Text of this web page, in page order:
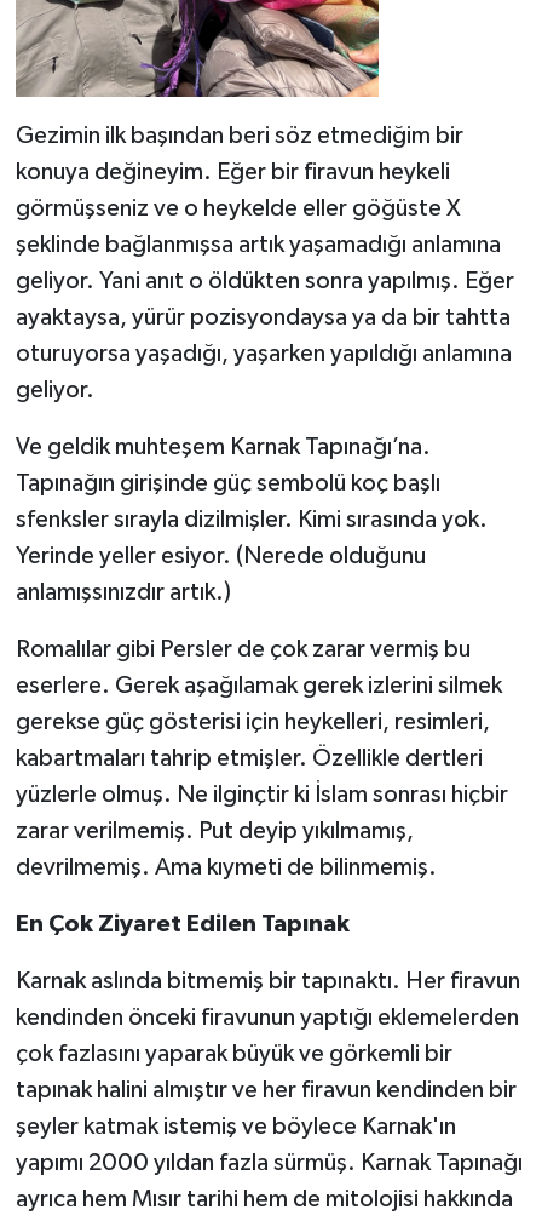
Gezimin ilk başından beri söz etmediğim bir
konuya değineyim. Eğer bir firavun heykeli
görmüşseniz ve o heykelde eller göğüste X
şeklinde bağlanmışsa artık yaşamadığı anlamına
geliyor. Yani anıt o öldükten sonra yapılmış. Eğer
ayaktaysa, yürür pozisyondaysa ya da bir tahtta
oturuyorsa yaşadığı, yaşarken yapıldığı anlamına
geliyor.
Ve geldik muhteşem Karnak Tapınağı’na.
Tapınağın girişinde güç sembolü koç başlı
sfenksler sırayla dizilmişler. Kimi sırasında yok.
Yerinde yeller esiyor. (Nerede olduğunu
anlamışsınızdır artık.)
Romalılar gibi Persler de çok zarar vermiş bu
eserlere. Gerek aşağılamak gerek izlerini silmek
gerekse güç gösterisi için heykelleri, resimleri,
kabartmaları tahrip etmişler. Özellikle dertleri
yüzlerle olmuş. Ne ilginçtir ki İslam sonrası hiçbir
zarar verilmemiş. Put deyip yıkılmamış,
devrilmemiş. Ama kıymeti de bilinmemiş.
En Çok Ziyaret Edilen Tapınak
Karnak aslında bitmemiş bir tapınaktı. Her firavun
kendinden önceki firavunun yaptığı eklemelerden
çok fazlasını yaparak büyük ve görkemli bir
tapınak halini almıştır ve her firavun kendinden bir
şeyler katmak istemiş ve böylece Karnak'ın
yapımı 2000 yıldan fazla sürmüş. Karnak Tapınağı
ayrıca hem Mısır tarihi hem de mitolojisi hakkında